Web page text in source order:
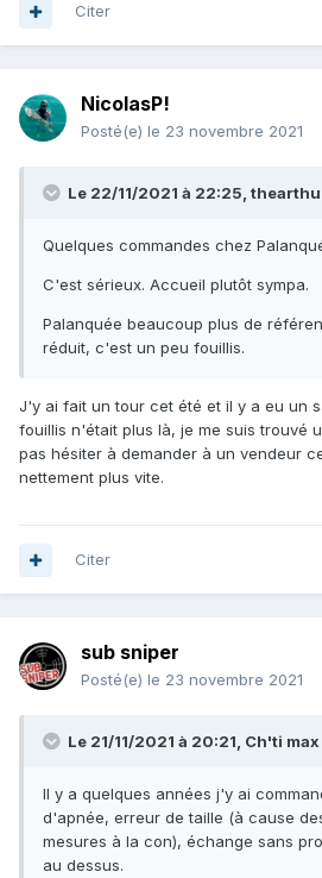
Citer
NicolasP!
Posté(e) le 23 novembre 2021
Le 22/11/2021 à 22:25,
Quelques commandes chez
C'est sérieux. Accueil plutôt sympa.
Palanquée beaucoup plus de
réduit, c'est un peu fouillis.
J'y ai fait un tour cet été et il y a eu un
fouillis n'était plus là, je me suis trouvé
pas hésiter à demander à un vendeur
nettement plus vite.
Citer
sub sniper
Posté(e) le 23 novembre 2021
Le 21/11/2021 à 20:21, Ch'ti max
Il y a quelques années j'y ai
d'apnée, erreur de taille (à cause
mesures à la con), échange sans
au dessus.